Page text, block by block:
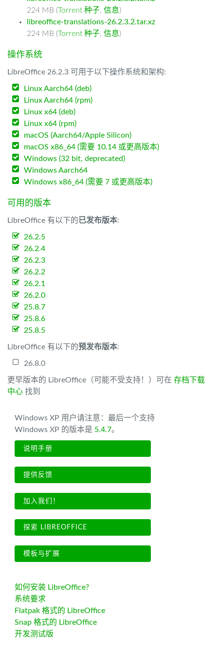
224 MB (Torrent 种子, 信息)
libreoffice-translations-26.2.3.2.tar.xz
224 MB (Torrent 种子, 信息)
操作系统
LibreOffice 26.2.3 可用于以下操作系统和架构:
Linux Aarch64 (deb)
Linux Aarch64 (rpm)
Linux x64 (deb)
Linux x64 (rpm)
macOS (Aarch64/Apple Silicon)
macOS x86_64 (需要 10.14 或更高版本)
Windows (32 bit, deprecated)
Windows Aarch64
Windows x86_64 (需要 7 或更高版本)
可用的版本
LibreOffice 有以下的已发布版本:
26.2.5
26.2.4
26.2.3
26.2.2
26.2.1
26.2.0
25.8.7
25.8.6
25.8.5
LibreOffice 有以下的预发布版本:
26.8.0
更早版本的 LibreOffice（可能不受支持！）可在 存档下载
中心 找到
Windows XP 用户请注意：最后一个支持
Windows XP 的版本是 5.4.7。
说明手册
提供反馈
加入我们！
探索 LIBREOFFICE
模板与扩展
如何安装 LibreOffice?
系统要求
Flatpak 格式的 LibreOffice
Snap 格式的 LibreOffice
开发测试版